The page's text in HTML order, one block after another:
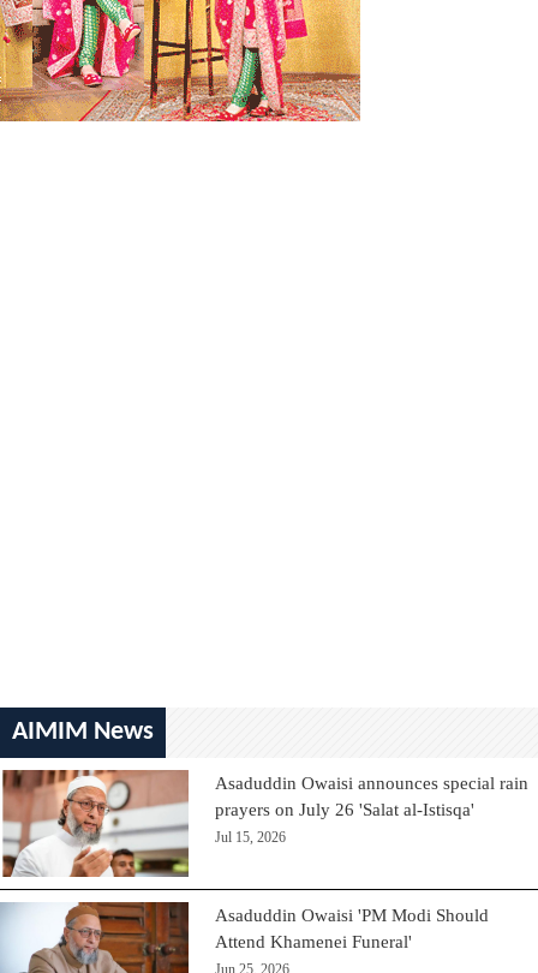
AIMIM News
Asaduddin Owaisi announces special rain
prayers on July 26 'Salat al-Istisqa'
Jul 15, 2026
Asaduddin Owaisi 'PM Modi Should
Attend Khamenei Funeral'
Jun 25, 2026